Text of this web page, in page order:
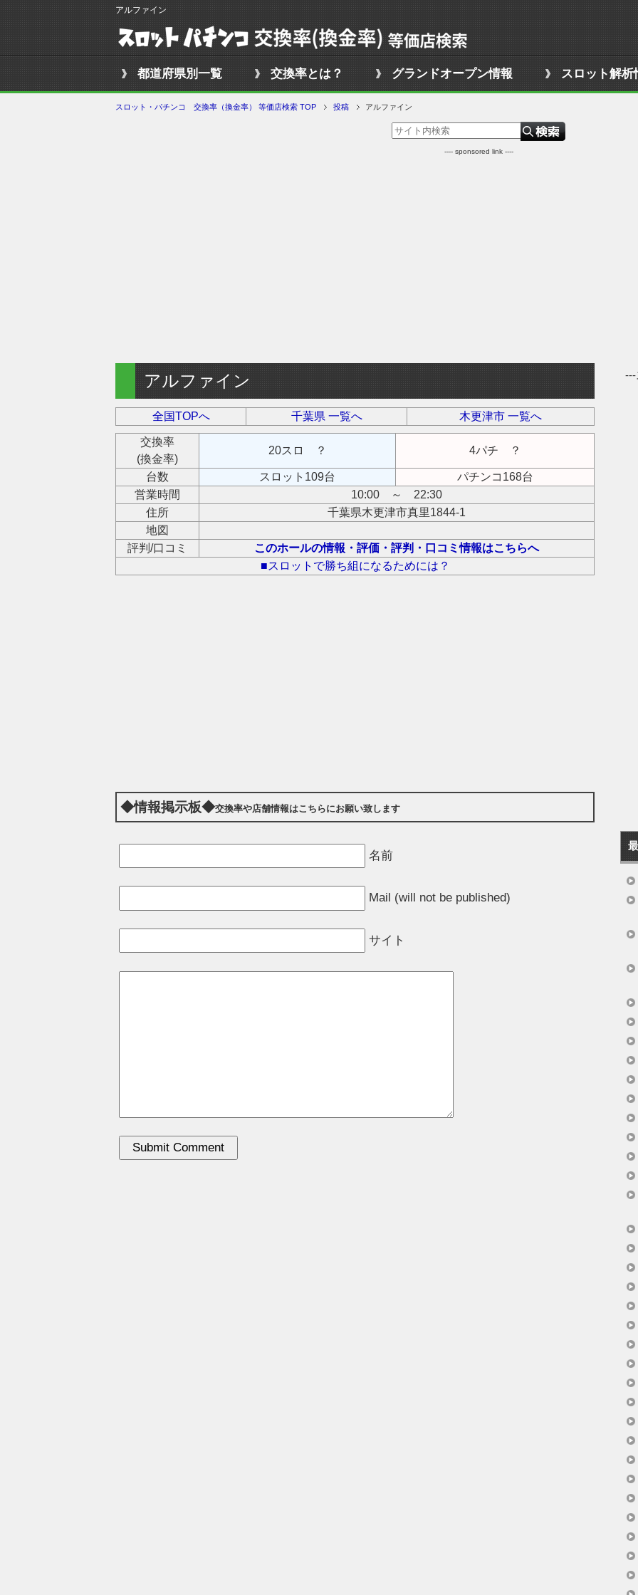
都道府県別一覧 交換率とは？ グランドオープン情報 スロット解析
スロット・パチンコ 交換率（換金率） 等価店検索 TOP 投稿 アルファイン
---- sponsored link ----
アルファイン
全国TOPへ 千葉県 一覧へ 木更津市 一覧へ
交換率
(換金率)
20スロ ？ 4パチ ？
台数 スロット109台
パチンコ168台
営業時間
10:00 ～ 22:30
住所
千葉県木更津市真里1844-1
地図
評判/口コミ
このホールの情報・評価・評判・口コミ情報はこちらへ
■スロットで勝ち組になるためには？
◆情報掲示板◆交換率や店舗情報はこちらにお願い致します
名前
Mail (will not be published)
サイト
---
アルファイン